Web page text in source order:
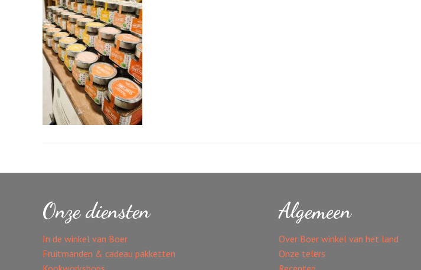
Onze diensten
In de winkel van Boer
Fruitmanden & cadeau pakketten
Algemeen
Over Boer winkel van het land
Onze telers